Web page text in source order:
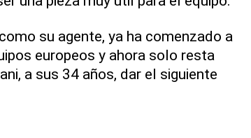
su agente, ya ha comenzado a
europeos y ahora solo resta
a sus 34 años, dar el siguiente